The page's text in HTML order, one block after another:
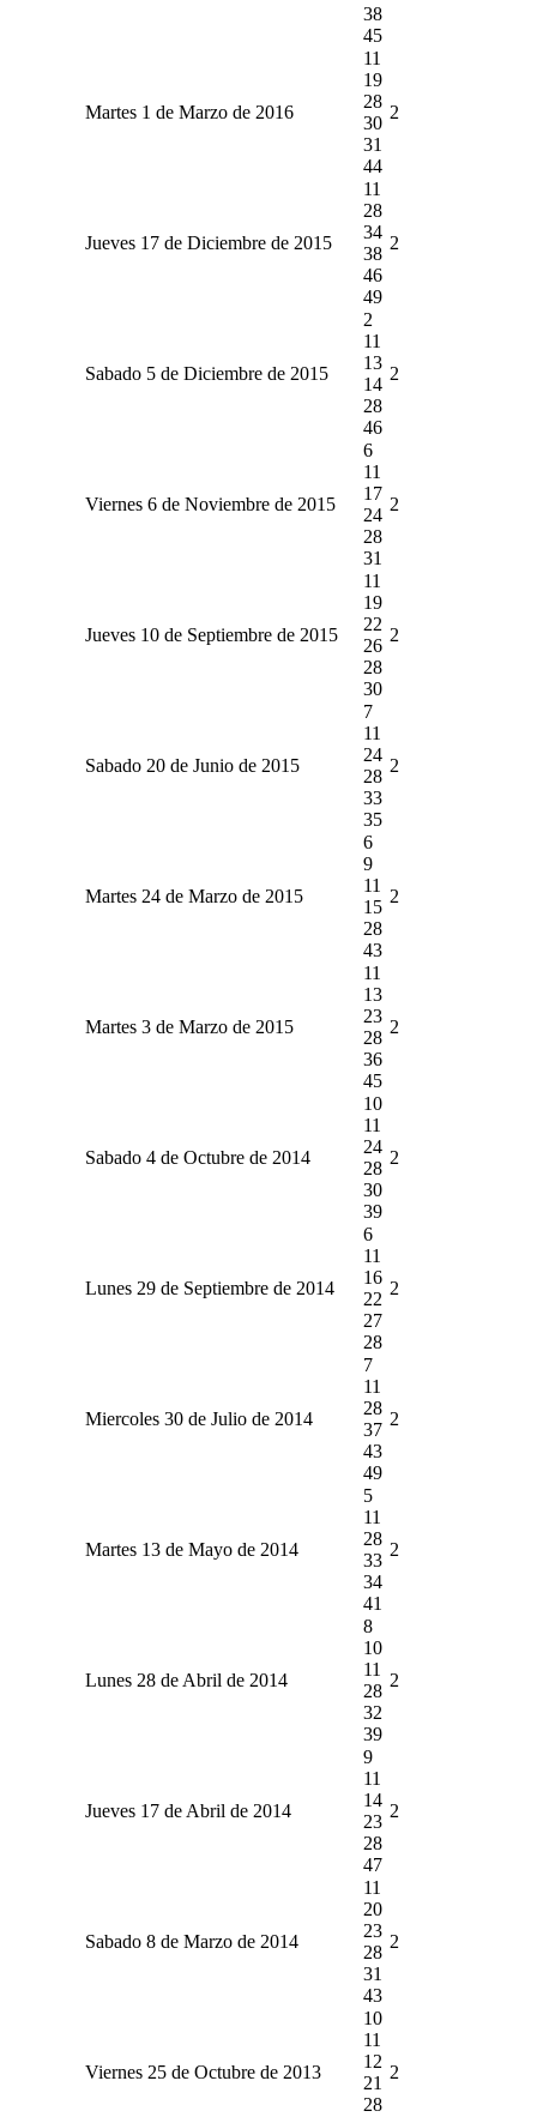
38
45
Martes 1 de Marzo de 2016
11
19
28
30
31
44
2
Jueves 17 de Diciembre de 2015
11
28
34
38
46
49
2
Sabado 5 de Diciembre de 2015
2
11
13
14
28
46
2
Viernes 6 de Noviembre de 2015
6
11
17
24
28
31
2
Jueves 10 de Septiembre de 2015
11
19
22
26
28
30
2
Sabado 20 de Junio de 2015
7
11
24
28
33
35
2
Martes 24 de Marzo de 2015
6
9
11
15
28
43
2
Martes 3 de Marzo de 2015
11
13
23
28
36
45
2
Sabado 4 de Octubre de 2014
10
11
24
28
30
39
2
Lunes 29 de Septiembre de 2014
6
11
16
22
27
28
2
Miercoles 30 de Julio de 2014
7
11
28
37
43
49
2
Martes 13 de Mayo de 2014
5
11
28
33
34
41
2
Lunes 28 de Abril de 2014
8
10
11
28
32
39
2
Jueves 17 de Abril de 2014
9
11
14
23
28
47
2
Sabado 8 de Marzo de 2014
11
20
23
28
31
43
2
Viernes 25 de Octubre de 2013
10
11
12
21
28
2